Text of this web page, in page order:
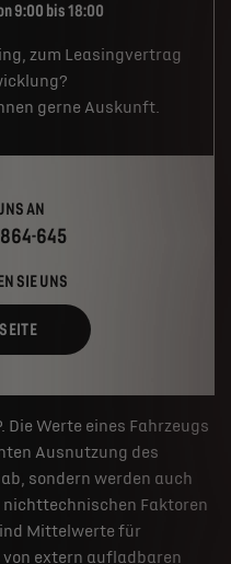
9:00 bis 18:00
zum Leasingvertrag
gerne Auskunft.
AN
645
SIE UNS
Die Werte eines Fahrzeugs
Ausnutzung des
sondern werden auch
Faktoren
Mittelwerte für
extern aufladbaren